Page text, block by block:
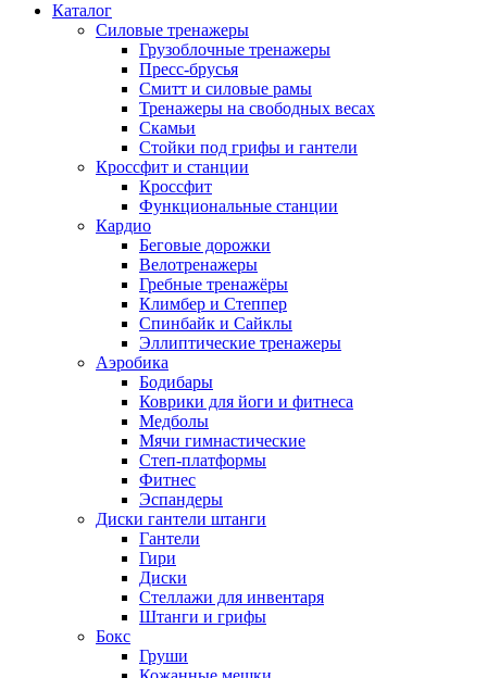
Каталог
Силовые тренажеры
Грузоблочные тренажеры
Пресс-брусья
Смитт и силовые рамы
Тренажеры на свободных весах
Скамьи
Стойки под грифы и гантели
Кроссфит и станции
Кроссфит
Функциональные станции
Кардио
Беговые дорожки
Велотренажеры
Гребные тренажёры
Климбер и Степпер
Спинбайк и Сайклы
Эллиптические тренажеры
Аэробика
Бодибары
Коврики для йоги и фитнеса
Медболы
Мячи гимнастические
Степ-платформы
Фитнес
Эспандеры
Диски гантели штанги
Гантели
Гири
Диски
Стеллажи для инвентаря
Штанги и грифы
Бокс
Груши